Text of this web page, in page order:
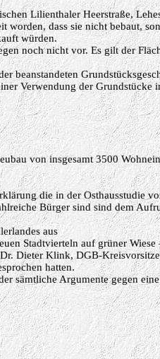
Lilienthaler Heerstraße,
dass sie nicht bebaut,
würden.
noch nicht vor. Es gilt der
beanstandeten
Verwendung der
von insgesamt 3500
die in der Osthausstudie
Bürger sind sind dem
aus
Stadtvierteln auf grüner
Dieter Klink, DGB-
hatten.
sämtliche Argumente gegen